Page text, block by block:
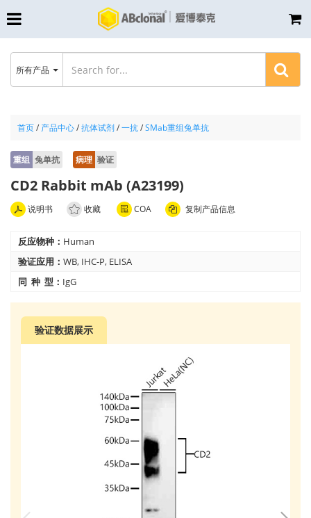
首页/ 产品中心/抗体试剂/一抗/SMab重组兔单抗
重组 兔单抗 病理 验证
CD2 Rabbit mAb (A23199)
说明书 收藏 COA 复制产品信息
反应物种： Human
验证应用： WB, IHC-P, ELISA
同 种 型： IgG
验证数据展示
所有产品